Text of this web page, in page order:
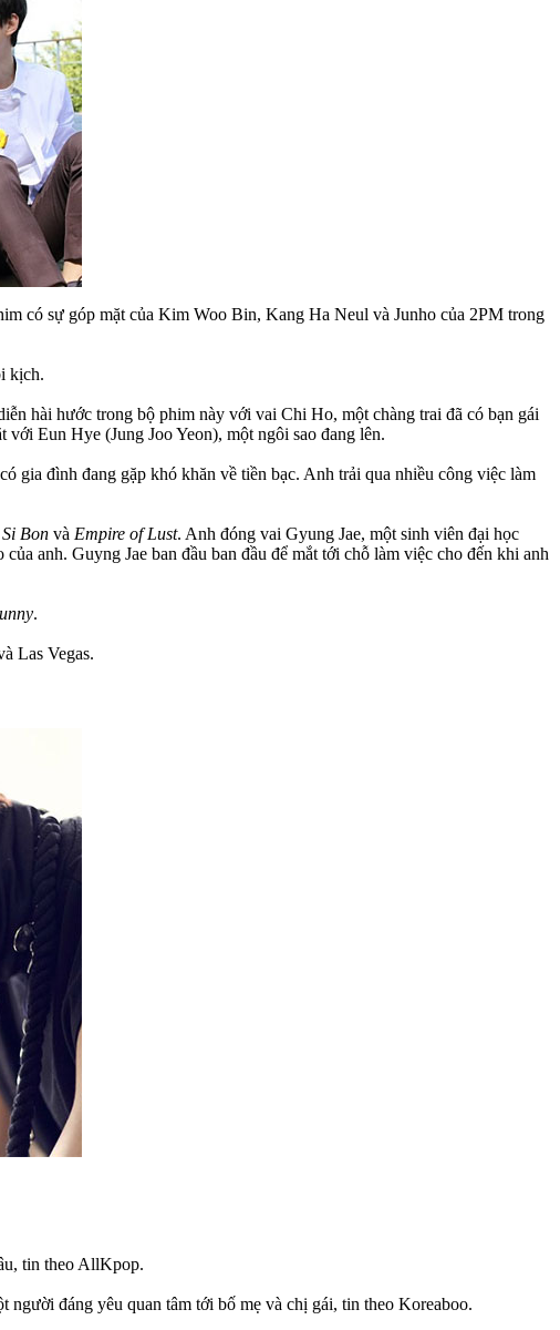
có sự góp mặt của Kim Woo Bin, Kang Ha Neul và Junho của 2PM trong
kịch.
hài hước trong bộ phim này với vai Chi Ho, một chàng trai đã có bạn gái
Eun Hye (Jung Joo Yeon), một ngôi sao đang lên.
gia đình đang gặp khó khăn về tiền bạc. Anh trải qua nhiều công việc làm
Si Bon và Empire of Lust. Anh đóng vai Gyung Jae, một sinh viên đại học
anh. Guyng Jae ban đầu ban đầu để mắt tới chỗ làm việc cho đến khi anh
.
Las Vegas.
tin theo AllKpop.
đáng yêu quan tâm tới bố mẹ và chị gái, tin theo Koreaboo.